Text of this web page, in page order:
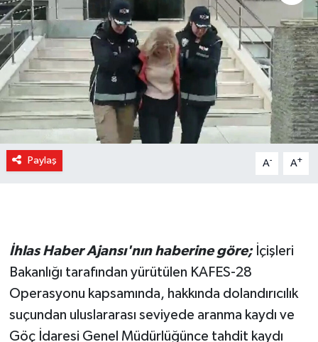
Paylaş A- A+
İhlas Haber Ajansı'nın haberine göre;İçişleri
Bakanlığı tarafından yürütülen KAFES-28
Operasyonu kapsamında, hakkında dolandırıcılık
suçundan uluslararası seviyede aranma kaydı ve
Göç İdaresi Genel Müdürlüğünce tahdit kaydı